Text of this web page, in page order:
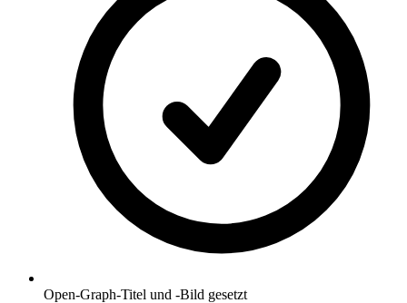
Open-Graph-Titel und -Bild gesetzt